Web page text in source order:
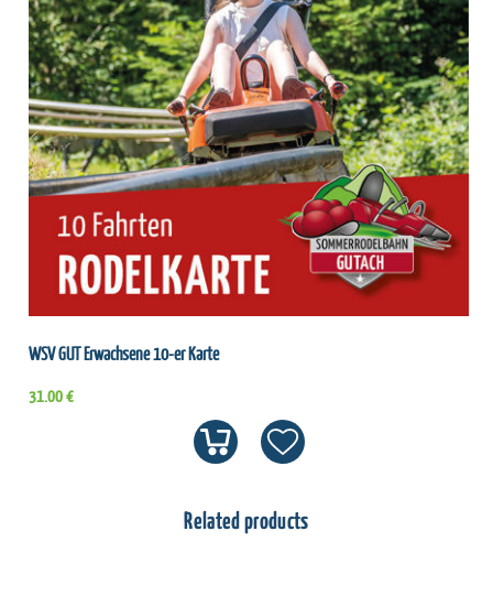
WSV GUT Erwachsene 10-er Karte
31.00 €
Related products